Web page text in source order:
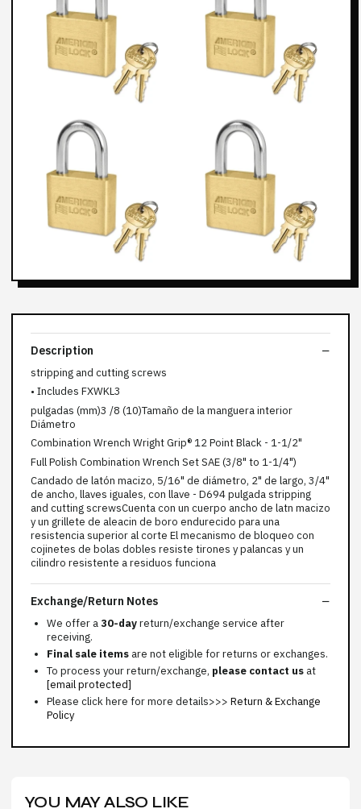
Description
stripping and cutting screws
• Includes FXWKL3
pulgadas (mm)3 /8 (10)Tamaño de la manguera interior
Diámetro
Combination Wrench Wright Grip® 12 Point Black - 1-1/2"
Full Polish Combination Wrench Set SAE (3/8" to 1-1/4")
Candado de latón macizo, 5/16" de diámetro, 2" de largo, 3/4"
de ancho, llaves iguales, con llave - D694 pulgada stripping
and cutting screwsCuenta con un cuerpo ancho de latn macizo
y un grillete de aleacin de boro endurecido para una
resistencia superior al corte El mecanismo de bloqueo con
cojinetes de bolas dobles resiste tirones y palancas y un
cilindro resistente a residuos funciona
Exchange/Return Notes
We offer a30-dayreturn/exchange service after
receiving.
Final sale items are not eligible for returns or exchanges.
To process your return/exchange, please contact us at
[email protected]
Please click here for more details>>> Return & Exchange
Policy
YOU MAY ALSO LIKE